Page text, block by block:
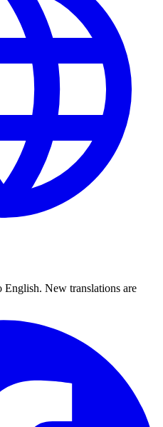
English. New translations are